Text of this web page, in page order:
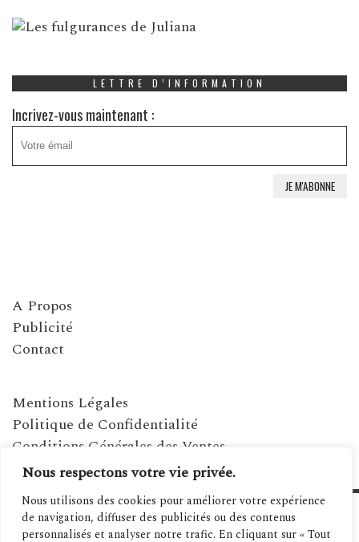
Nous respectons votre vie privée.
Nous utilisons des cookies pour améliorer votre expérience
de navigation, diffuser des publicités ou des contenus
personnalisés et analyser notre trafic. En cliquant sur « Tout
LETTRE D’INFORMATION
Incrivez-vous maintenant :
A Propos
Publicité
Contact
Mentions Légales
Politique de Confidentialité
Conditions Générales des Ventes